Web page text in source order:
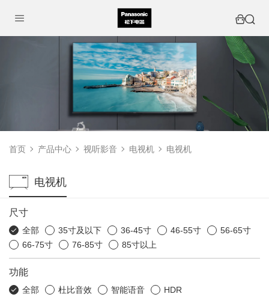
首页 产品中心 视听影音 电视机 电视机
电视机
尺寸
全部 35寸及以下 36-45寸 46-55寸
56-65寸
66-75寸
76-85寸 85寸以上
功能
全部 杜比音效 智能语音 HDR